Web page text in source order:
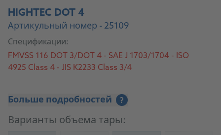
HIGHTEC DOT 4
Артикульный номер - 25109
Спецификации:
FMVSS 116 DOT 3/DOT 4 - SAE J 1703/1704 - ISO
4925 Class 4 - JIS K2233 Class 3/4
Больше подробностей ?
Варианты объема тары: